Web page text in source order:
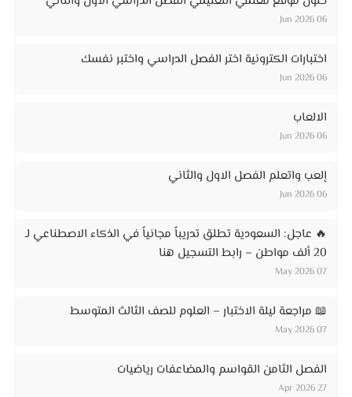
06 Jun 2026
اختبارات الكترونية اختر الفصل الدراسي واختبر نفسك
06 Jun 2026
الالعاب
06 Jun 2026
إلعب واتعلم الفصل الاول والثاني
06 Jun 2026
🔥 عاجل: السعودية تطلق تدريباً مجانياً في الذكاء الاصطناعي لـ
20 ألف مواطن – رابط التسجيل هنا
07 May 2026
📖 مراجعة ليلة الاختبار – العلوم للصف الثالث المتوسط
07 May 2026
الفصل الثامن القواسم والمضاعفات رياضيات
27 Apr 2026